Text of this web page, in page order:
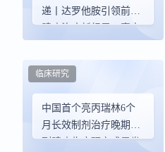
递丨达罗他胺引领前列
腺癌治疗新纪元：真实
中国首个亮丙瑞林6个
月长效制剂治疗晚期前
列腺癌临床研究成果发
临床研究